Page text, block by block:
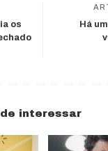
os
Há
interessar